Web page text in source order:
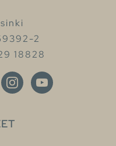
2
18828